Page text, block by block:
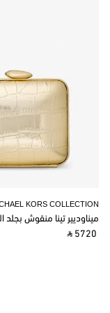
KORS COLLECTION
ميناوديير تينا منقوش بجلد
‎ ⃁ 5720 ‎